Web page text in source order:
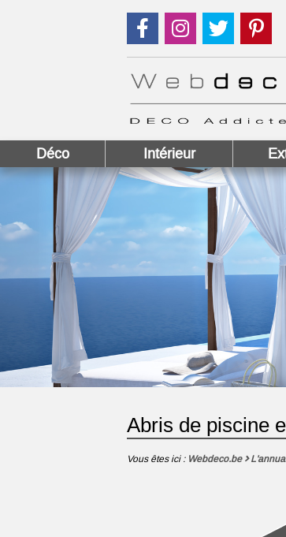
Suivez nous surSuivez nous sur
Suivez
Déco Intérieur
Abris de piscine
Vous êtes ici : Webdeco.be